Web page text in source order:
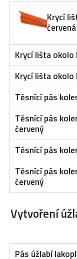
Krycí
červená
Krycí lišta okolo
Krycí lišta okolo
Těsnící pás
Těsnící pás
červený
Těsnící pás
Těsnící pás
červený
Vytvoření
Pás úžlabí